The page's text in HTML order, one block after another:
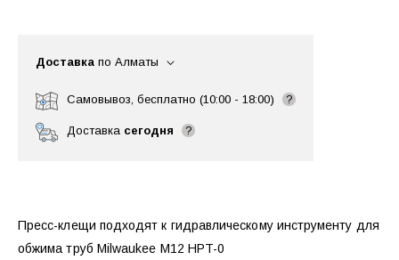
Доставка по Алматы
Самовывоз, бесплатно (10:00 - 18:00) ?
Доставка сегодня ?
Пресс-клещи подходят к гидравлическому инструменту для
обжима труб Milwaukee M12 HPT-0